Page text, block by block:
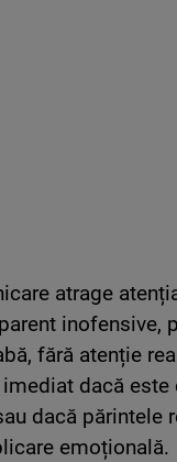
atrage
inofensive,
fără atenție
dacă este
dacă părintele
emoțională.